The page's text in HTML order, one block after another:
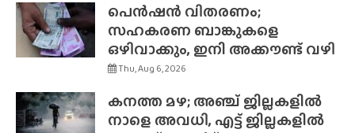
പെൻഷൻ വിതരണം;
സഹകരണ ബാങ്കുകളെ
ഒഴിവാക്കും, ഇനി അക്കൗണ്ട് വഴി
Thu, Aug 6, 2026
കനത്ത മഴ; അഞ്ച് ജില്ലകളിൽ
നാളെ അവധി, എട്ട് ജില്ലകളിൽ